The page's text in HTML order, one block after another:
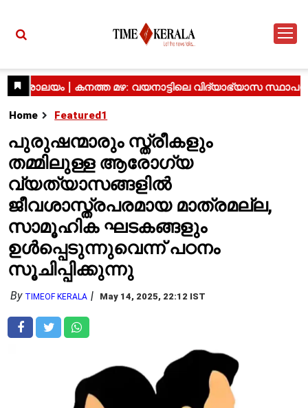
Home Featured1
പുരുഷന്മാരും സ്ത്രീകളും
തമ്മിലുള്ള ആരോഗ്യ
വ്യത്യാസങ്ങളിൽ
ജീവശാസ്ത്രപരമായ മാത്രമല്ല,
സാമൂഹിക ഘടകങ്ങളും
ഉൾപ്പെടുന്നുവെന്ന് പഠനം
സൂചിപ്പിക്കുന്നു
By TIMEOF KERALA May 14, 2025, 22:12 IST